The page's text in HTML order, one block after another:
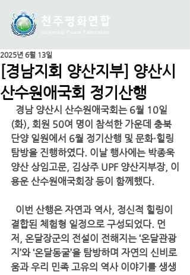
천주평화연 합
Universal Peace Federation
[경남지회 양산지부] 양산시
산수원애국회 정기산행
2025년 6월 13일
  경남 양산시 산수원애국회
는 6월 10일
(화), 회원 50여 명이 참석한 가운데 충북
단양 일원에서 6월 정기산행 및 문화·힐링
탐방을 진행하였다. 이날 행사에는 박종욱
양산 상임고문, 김상주 UPF 양산지부장, 이
용운 산수원애국회장 등이 함께했다.
  이번 산행은
자연과 역사, 정신적 힐링이
결합된 체험형 일정으로 구성되었다. 먼
저, 온달장군의 전설이 전해지는 ‘온달관광
지’와 ‘온달동굴’을 탐방하며 자연의 신비로
움과 우리 민족 고유의 역사 이야기를 생생